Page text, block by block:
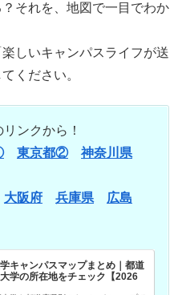
それを、地図で一目でわか
しいキャンパスライフが送
ください。
ンクから！
東京都②
神奈川県
大阪府 兵庫県
広島
キャンパスマップまとめ｜都道
学の所在地をチェック【2026